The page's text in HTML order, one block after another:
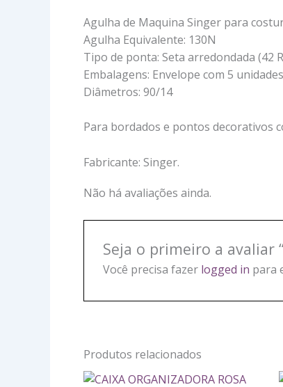
Agulha de Maquina Singer para
Agulha Equivalente: 130N
Tipo de ponta: Seta arredondada (42
Embalagens: Envelope com 5 unidades
Diâmetros: 90/14
Para bordados e pontos decorativos
Fabricante: Singer.
Não há avaliações ainda.
Seja o primeiro a avaliar
Você precisa fazer logged in para
Produtos relacionados